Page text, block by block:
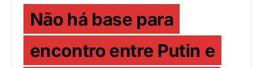
Não há base para
encontro entre Putin e